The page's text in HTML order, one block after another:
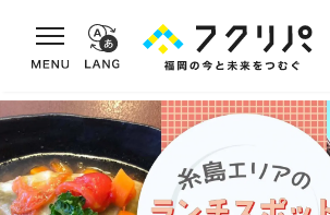
toggle navigation